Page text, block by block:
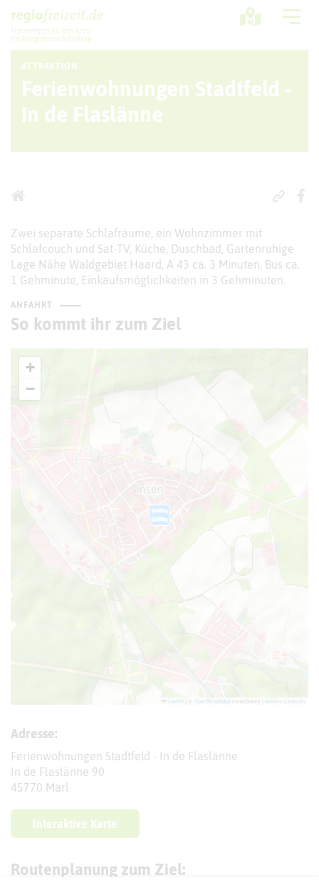
Freizeittipps für den Kreis
Recklinghausen & Bottrop
Sport + Bewegung
ATTRAKTION
Ferienwohnungen Stadtfeld -
In de Flaslänne
Zwei separate Schlafräume, ein Wohnzimmer mit
Schlafcouch und Sat-TV, Küche, Duschbad, Gartenruhige
Lage Nähe Waldgebiet Haard, A 43 ca. 3 Minuten, Bus ca.
1 Gehminute, Einkaufsmöglichkeiten in 3 Gehminuten.
ANFAHRT
So kommt ihr zum Ziel
+
−
Leaflet OpenStreetMap contributors | weitere Lizenzen
Adresse:
Ferienwohnungen Stadtfeld - In de Flaslänne
In de Flaslänne 90
45770 Marl
Interaktive Karte
Routenplanung zum Ziel: